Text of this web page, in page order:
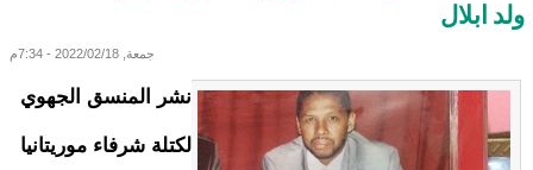
ولد ابلال
جمعة, 2022/02/18 - 7:34م
نشر المنسق الجهوي
لكتلة شرفاء موريتانيا